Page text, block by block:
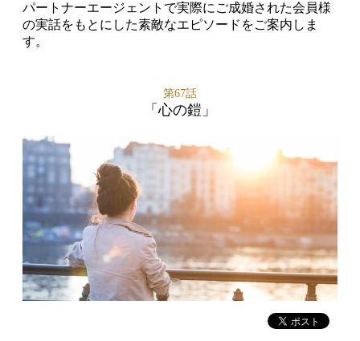
パートナーエージェントで実際にご成婚された会員様
の実話をもとにした素敵なエピソードをご案内しま
す。
第67話
「心の鎧」